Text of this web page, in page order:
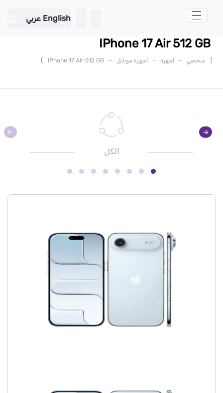
تخطي إلى المحتوى الرئيسي
English عربي
IPhone 17 Air 512 GB
( شخصي - أجهزة - أجهزة موبايل -
IPhone 17 Air 512 GB
)
الكل